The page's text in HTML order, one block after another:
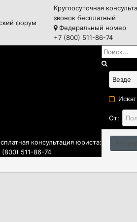
форум
Круглосуточная
звонок бесплатный
Федеральный номер
+7 (800) 511-86-74
консультация юриста:
(800) 511-86-74
От: